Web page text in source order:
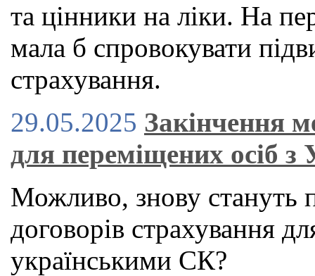
та цінники на ліки. На
мала б спровокувати
страхування.
29.05.2025 Закінчення
для переміщених осіб з
Можливо, знову стануть
договорів страхування
українськими СК?